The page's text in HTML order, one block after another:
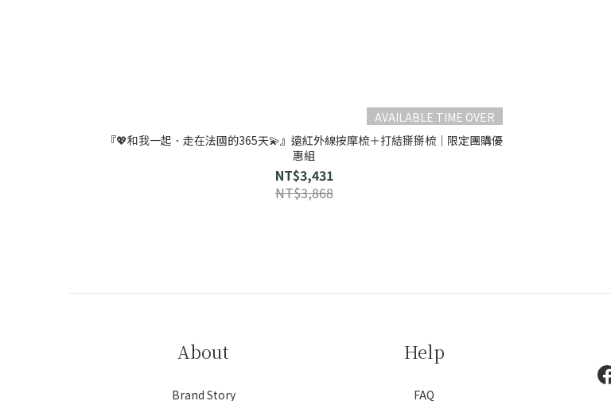
AVAILABLE TIME OVER
『💖和我一起．走在法國的365天💫』遠紅外線按摩梳＋打結掰掰梳｜限定團購優
惠組
NT$3,431
NT$3,868
About
Brand Story
Help
FAQ